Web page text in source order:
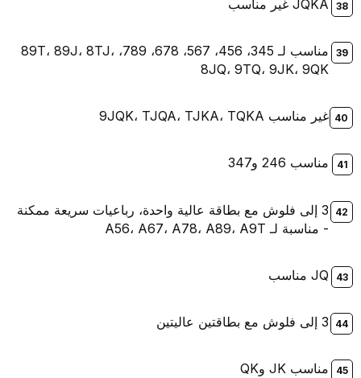
JQKA غير مناسب
مناسب لـ 345، 456، 567، 678، 789، 89T، 89J، 8TJ،
8JQ، 9TQ، 9JK، 9QK
غير مناسب 9JQK، TJQA، TJKA، TQKA
مناسب 246 و347
3 إلى فلوش مع بطاقة عالية واحدة، رباعيات سريعة ممكنة
- مناسبة لـ A56، A67، A78، A89، A9T
JQ مناسب
3 إلى فلوش مع بطاقتين عاليتين
مناسب JK وQK